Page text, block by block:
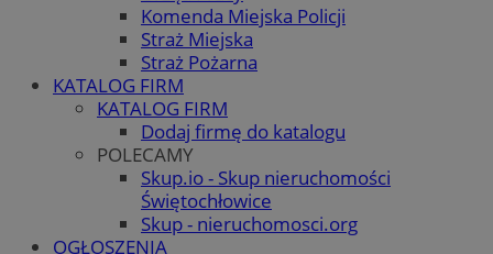
Komenda Miejska Policji
Straż Miejska
Straż Pożarna
KATALOG FIRM
KATALOG FIRM
Dodaj firmę do katalogu
POLECAMY
Skup.io - Skup nieruchomości
Świętochłowice
Skup - nieruchomosci.org
OGŁOSZENIA